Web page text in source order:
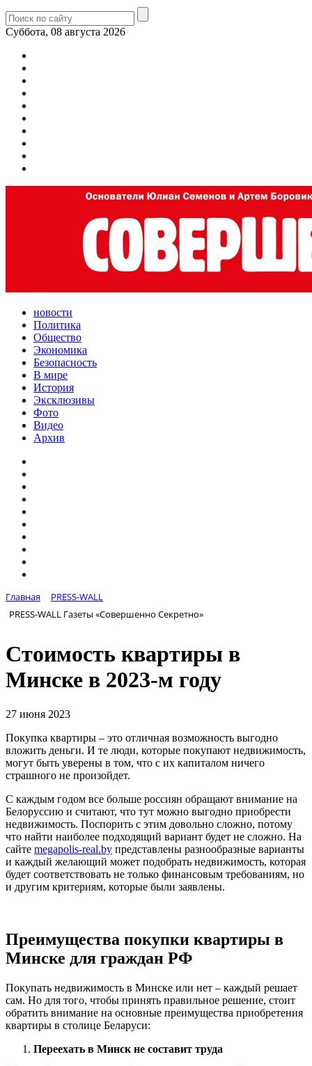
Суббота, 08 августа 2026
новости
Политика
Общество
Экономика
Безопасность
В мире
История
Эксклюзивы
Фото
Видео
Архив
Главная
PRESS-WALL
PRESS-WALL Газеты «Совершенно Секретно»
Стоимость квартиры в
Минске в 2023-м году
27 июня 2023
Покупка квартиры – это отличная возможность выгодно
вложить деньги. И те люди, которые покупают недвижимость,
могут быть уверены в том, что с их капиталом ничего
страшного не произойдет.
С каждым годом все больше россиян обращают внимание на
Белоруссию и считают, что тут можно выгодно приобрести
недвижимость. Поспорить с этим довольно сложно, потому
что найти наиболее подходящий вариант будет не сложно. На
сайте megapolis-real.by представлены разнообразные варианты
и каждый желающий может подобрать недвижимость, которая
будет соответствовать не только финансовым требованиям, но
и другим критериям, которые были заявлены.
Преимущества покупки квартиры в
Минске для граждан РФ
Покупать недвижимость в Минске или нет – каждый решает
сам. Но для того, чтобы принять правильное решение, стоит
обратить внимание на основные преимущества приобретения
квартиры в столице Беларуси:
Переехать в Минск не составит труда